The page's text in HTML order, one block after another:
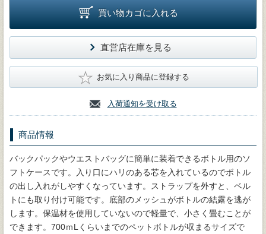
買い物カゴに入れる
直営店在庫を見る
★ お気に入り商品に登録する
入荷通知を受け取る
商品情報
バックパックやウエストバッグに簡単に装着できるボトル用のソ
フトケースです。入り口にハリのある芯を入れているのでボトル
の出し入れがしやすくなっています。ストラップを外すと、ベル
トにも取り付け可能です。底部のメッシュがボトルの結露を逃が
します。保温材を使用していないので軽量で、小さく畳むことが
できます。700ｍLくらいまでのペットボトルが収まるサイズで